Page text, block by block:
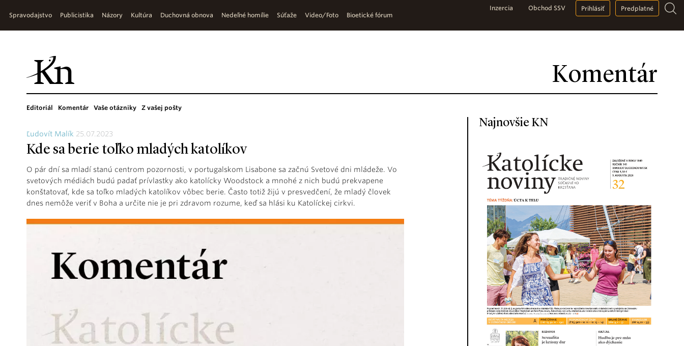
Komentár
Spravodajstvo Publicistika Názory Kultúra Duchovná obnova Nedeľné homílie Súťaže Video/Foto Bioetické fórum
Inzercia Obchod SSV Prihlásiť Predplatné
Editoriál Komentár Vaše otázniky Z vašej pošty
Ľudovít Malík 25.07.2023
Kde sa berie toľko mladých katolíkov
O pár dní sa mladí stanú centrom pozornosti, v portugalskom Lisabone sa začnú Svetové dni mládeže. Vo
svetových médiách budú padať prívlastky ako katolícky Woodstock a mnohé z nich budú prekvapene
konštatovať, kde sa toľko mladých katolíkov vôbec berie. Často totiž žijú v presvedčení, že mladý človek
dnes nemôže veriť v Boha a určite nie je pri zdravom rozume, keď sa hlási ku Katolíckej cirkvi.
Najnovšie KN